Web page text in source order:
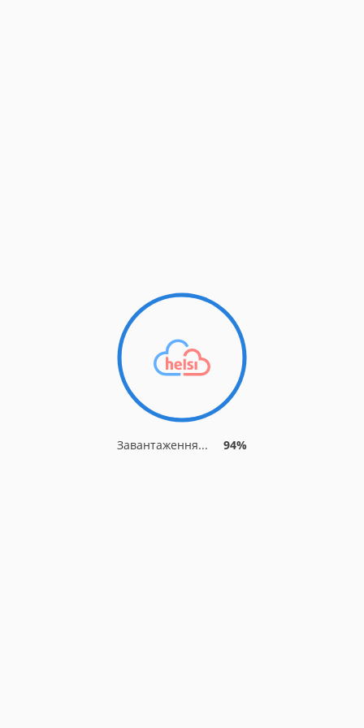
Завантаження... 94%